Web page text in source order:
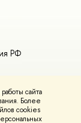
сайта
Более
cookies
РФ